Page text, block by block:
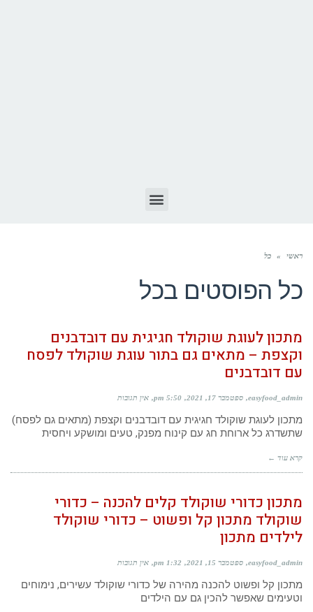
ראשי » כל
כל הפוסטים בכל
מתכון לעוגת שוקולד חגיגית עם דובדבנים
וקצפת – מתאים גם בתור עוגת שוקולד לפסח
עם דובדבנים
easyfood_admin ספטמבר 17, 2021 5:50 pm אין תגובות
מתכון לעוגת שוקולד חגיגית עם דובדבנים וקצפת (מתאים גם לפסח)
שתשדרג כל ארוחת חג עם קינוח מפנק, טעים ומושקע ויחסית
קרא עוד ←
מתכון כדורי שוקולד קלים להכנה – כדורי
שוקולד מתכון קל ופשוט – כדורי שוקולד
לילדים מתכון
easyfood_admin ספטמבר 15, 2021 1:32 pm אין תגובות
מתכון קל ופשוט להכנה מהירה של כדורי שוקולד עשירים, נימוחים
וטעימים שאפשר להכין גם עם הילדים